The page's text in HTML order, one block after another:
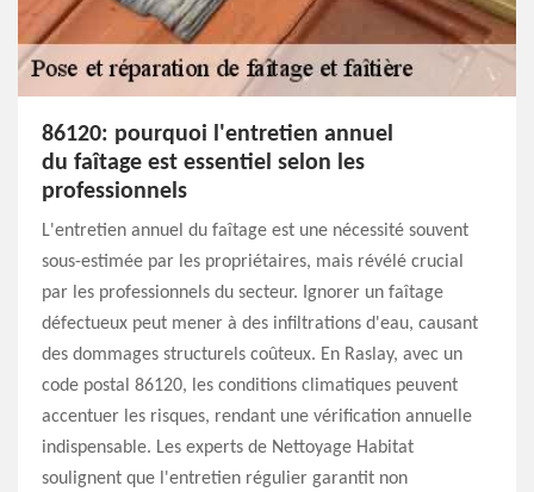
86120: pourquoi l'entretien annuel
du faîtage est essentiel selon les
professionnels
L'entretien annuel du faîtage est une nécessité souvent
sous-estimée par les propriétaires, mais révélé crucial
par les professionnels du secteur. Ignorer un faîtage
défectueux peut mener à des infiltrations d'eau, causant
des dommages structurels coûteux. En Raslay, avec un
code postal 86120, les conditions climatiques peuvent
accentuer les risques, rendant une vérification annuelle
indispensable. Les experts de Nettoyage Habitat
soulignent que l'entretien régulier garantit non